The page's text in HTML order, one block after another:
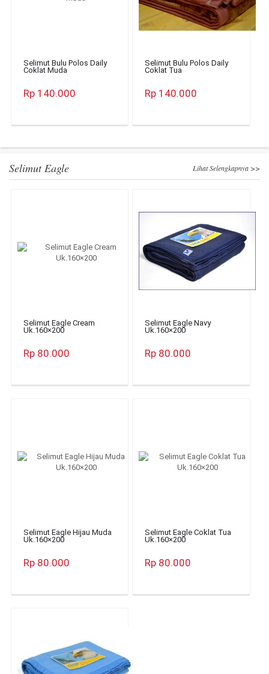
Selimut Bulu Polos Daily
Coklat Muda
Rp 140.000
Selimut Bulu Polos Daily
Coklat Tua
Rp 140.000
Selimut Eagle Lihat Selengkapnya >>
Selimut Eagle Cream
Uk.160×200
Rp 80.000
Selimut Eagle Navy
Uk.160×200
Rp 80.000
Selimut Eagle Hijau Muda
Uk.160×200
Rp 80.000
Selimut Eagle Coklat Tua
Uk.160×200
Rp 80.000